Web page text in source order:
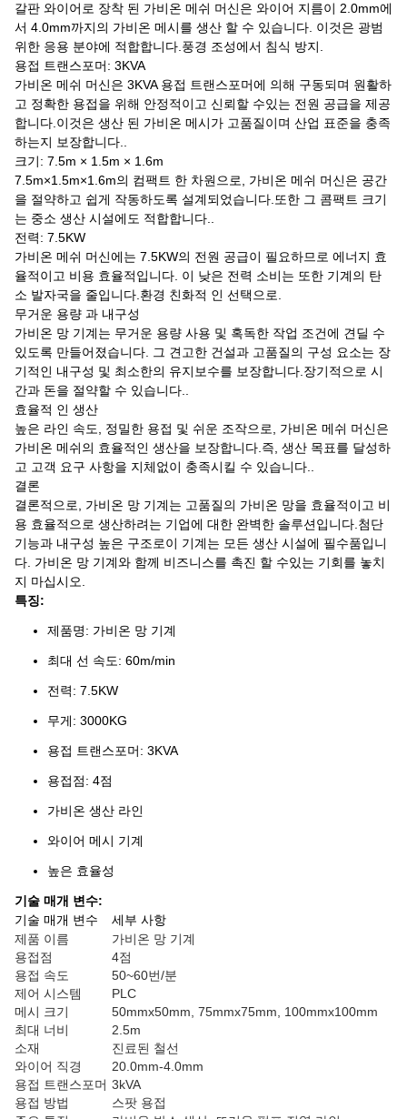
갈판 와이어로 장착 된 가비온 메쉬 머신은 와이어 지름이 2.0mm에
서 4.0mm까지의 가비온 메시를 생산 할 수 있습니다. 이것은 광범
위한 응용 분야에 적합합니다.풍경 조성에서 침식 방지.
용접 트랜스포머: 3KVA
가비온 메쉬 머신은 3KVA 용접 트랜스포머에 의해 구동되며 원활하
고 정확한 용접을 위해 안정적이고 신뢰할 수있는 전원 공급을 제공
합니다.이것은 생산 된 가비온 메시가 고품질이며 산업 표준을 충족
하는지 보장합니다..
크기: 7.5m × 1.5m × 1.6m
7.5m×1.5m×1.6m의 컴팩트 한 차원으로, 가비온 메쉬 머신은 공간
을 절약하고 쉽게 작동하도록 설계되었습니다.또한 그 콤팩트 크기
는 중소 생산 시설에도 적합합니다..
전력: 7.5KW
가비온 메쉬 머신에는 7.5KW의 전원 공급이 필요하므로 에너지 효
율적이고 비용 효율적입니다. 이 낮은 전력 소비는 또한 기계의 탄
소 발자국을 줄입니다.환경 친화적 인 선택으로.
무거운 용량 과 내구성
가비온 망 기계는 무거운 용량 사용 및 혹독한 작업 조건에 견딜 수
있도록 만들어졌습니다. 그 견고한 건설과 고품질의 구성 요소는 장
기적인 내구성 및 최소한의 유지보수를 보장합니다.장기적으로 시
간과 돈을 절약할 수 있습니다..
효율적 인 생산
높은 라인 속도, 정밀한 용접 및 쉬운 조작으로, 가비온 메쉬 머신은
가비온 메쉬의 효율적인 생산을 보장합니다.즉, 생산 목표를 달성하
고 고객 요구 사항을 지체없이 충족시킬 수 있습니다..
결론
결론적으로, 가비온 망 기계는 고품질의 가비온 망을 효율적이고 비
용 효율적으로 생산하려는 기업에 대한 완벽한 솔루션입니다.첨단
기능과 내구성 높은 구조로이 기계는 모든 생산 시설에 필수품입니
다. 가비온 망 기계와 함께 비즈니스를 촉진 할 수있는 기회를 놓치
지 마십시오.
특징:
제품명: 가비온 망 기계
최대 선 속도: 60m/min
전력: 7.5KW
무게: 3000KG
용접 트랜스포머: 3KVA
용접점: 4점
가비온 생산 라인
와이어 메시 기계
높은 효율성
기술 매개 변수:
기술 매개 변수
세부 사항
제품 이름
가비온 망 기계
용접점
4점
용접 속도
50~60번/분
제어 시스템
PLC
메시 크기
50mmx50mm, 75mmx75mm, 100mmx100mm
최대 너비
2.5m
소재
진료된 철선
와이어 직경
20.0mm-4.0mm
용접 트랜스포머 3kVA
용접 방법
스팟 용접